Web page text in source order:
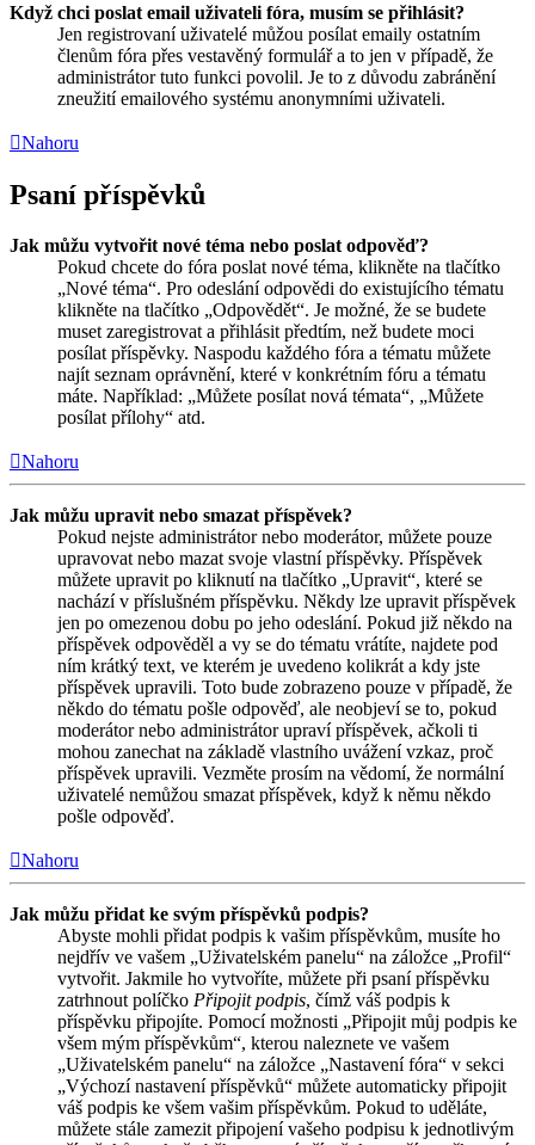
Když chci poslat email uživateli fóra, musím se přihlásit?
Jen registrovaní uživatelé můžou posílat emaily ostatním
členům fóra přes vestavěný formulář a to jen v případě, že
administrátor tuto funkci povolil. Je to z důvodu zabránění
zneužití emailového systému anonymními uživateli.
Nahoru
Psaní příspěvků
Jak můžu vytvořit nové téma nebo poslat odpověď?
Pokud chcete do fóra poslat nové téma, klikněte na tlačítko
„Nové téma“. Pro odeslání odpovědi do existujícího tématu
klikněte na tlačítko „Odpovědět“. Je možné, že se budete
muset zaregistrovat a přihlásit předtím, než budete moci
posílat příspěvky. Naspodu každého fóra a tématu můžete
najít seznam oprávnění, které v konkrétním fóru a tématu
máte. Například: „Můžete posílat nová témata“, „Můžete
posílat přílohy“ atd.
Nahoru
Jak můžu upravit nebo smazat příspěvek?
Pokud nejste administrátor nebo moderátor, můžete pouze
upravovat nebo mazat svoje vlastní příspěvky. Příspěvek
můžete upravit po kliknutí na tlačítko „Upravit“, které se
nachází v příslušném příspěvku. Někdy lze upravit příspěvek
jen po omezenou dobu po jeho odeslání. Pokud již někdo na
příspěvek odpověděl a vy se do tématu vrátíte, najdete pod
ním krátký text, ve kterém je uvedeno kolikrát a kdy jste
příspěvek upravili. Toto bude zobrazeno pouze v případě, že
někdo do tématu pošle odpověď, ale neobjeví se to, pokud
moderátor nebo administrátor upraví příspěvek, ačkoli ti
mohou zanechat na základě vlastního uvážení vzkaz, proč
příspěvek upravili. Vezměte prosím na vědomí, že normální
uživatelé nemůžou smazat příspěvek, když k němu někdo
pošle odpověď.
Nahoru
Jak můžu přidat ke svým příspěvků podpis?
Abyste mohli přidat podpis k vašim příspěvkům, musíte ho
nejdřív ve vašem „Uživatelském panelu“ na záložce „Profil“
vytvořit. Jakmile ho vytvoříte, můžete při psaní příspěvku
zatrhnout políčko Připojit podpis, čímž váš podpis k
příspěvku připojíte. Pomocí možnosti „Připojit můj podpis ke
všem mým příspěvkům“, kterou naleznete ve vašem
„Uživatelském panelu“ na záložce „Nastavení fóra“ v sekci
„Výchozí nastavení příspěvků“ můžete automaticky připojit
váš podpis ke všem vašim příspěvkům. Pokud to uděláte,
můžete stále zamezit připojení vašeho podpisu k jednotlivým